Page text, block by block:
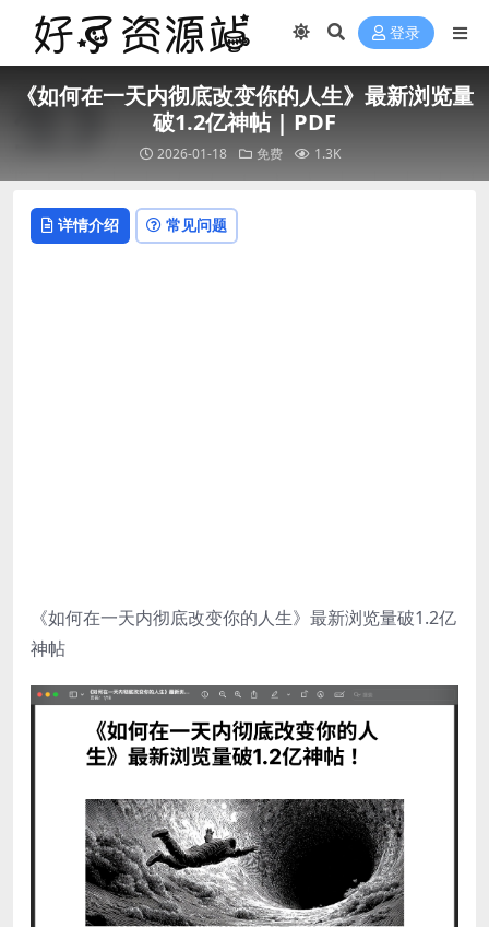
登录
《如何在一天内彻底改变你的人生》最新浏览量
破1.2亿神帖 | PDF
2026-01-18 免费 1.3K
详情介绍 常见问题
《如何在一天内彻底改变你的人生》最新浏览量破1.2亿
神帖